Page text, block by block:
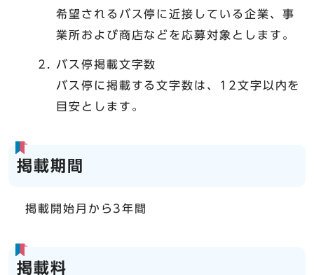
希望されるバス停に近接している企業、事
業所および商店などを応募対象とします。
バス停掲載文字数
バス停に掲載する文字数は、12文字以内を
目安とします。
掲載期間
掲載開始月から3年間
掲載料